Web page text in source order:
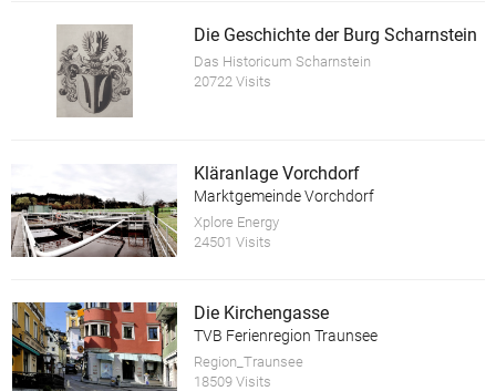
Die Geschichte der Burg Scharnstein
Das Historicum Scharnstein
20722 Visits
Kläranlage Vorchdorf
Marktgemeinde Vorchdorf
Xplore Energy
24501 Visits
Die Kirchengasse
TVB Ferienregion Traunsee
Region_Traunsee
18509 Visits